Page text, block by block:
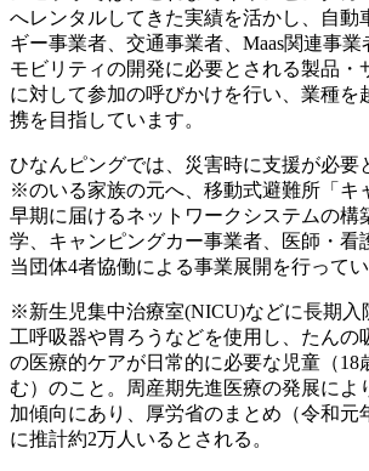
へレンタルしてきた実績を活かし、自動
ギー事業者、交通事業者、Maas関連事
モビリティの開発に必要とされる製品・
に対して参加の呼びかけを行い、業種を
携を目指しています。
ひなんピングでは、災害時に支援が必要
※のいる家族の元へ、移動式避難所「キ
早期に届けるネットワークシステムの構
学、キャンピングカー事業者、医師・看
当団体4者協働による事業展開を行ってい
※新生児集中治療室(NICU)などに長期入
工呼吸器や胃ろうなどを使用し、たんの
の医療的ケアが日常的に必要な児童（18
む）のこと。周産期先進医療の発展によ
加傾向にあり、厚労省のまとめ（令和元
に推計約2万人いるとされる。